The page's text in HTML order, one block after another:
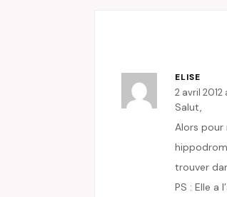
ELISE
2 avril
Salut,
Alors pour
trouver
PS : Elle